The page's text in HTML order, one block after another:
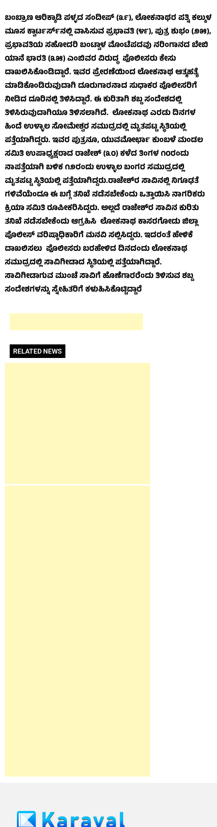
ಬಂಬ್ರಾಣ ಆರಿಕ್ಕಾಡಿ ಪಳ್ಳದ ಸಂದೀಪ್ (೩೯), ಲೋಕನಾಥರ ಪತ್ನಿ ಕಲ್ಕುಳ
ಮೂಸ ಕ್ವಾರ್ಟರ್ಸ್‌ನಲ್ಲಿ ವಾಸಿಸುವ ಪ್ರಭಾವತಿ (೪೯), ಪುತ್ರ ಶುಭಂ (೨೫),
ಪ್ರಭಾವತಿಯ ಸಹೋದರಿ ಬಂಟ್ವಾಳ ಮೊಂಟೆಪದವು ನರಿಂಗಾನದ ಬೇಬಿ
ಯಾನೆ ಭಾರತಿ (೩೫) ಎಂಬಿವರ ವಿರುದ್ಧ ಪೊಲೀಸರು ಕೇಸು
ದಾಖಲಿಸಿಕೊಂಡಿದ್ದಾರೆ. ಇವರ ಪ್ರೇರಣೆಯಿಂದ ಲೋಕನಾಥ ಆತ್ಮಹತ್ಯೆ
ಮಾಡಿಕೊಂಡಿರುವುದಾಗಿ ದೂರುಗಾರನಾದ ಸುಧಾಕರ ಪೊಲೀಸರಿಗೆ
ನೀಡಿದ ದೂರಿನಲ್ಲಿ ತಿಳಿಸಿದ್ದಾರೆ. ಈ ಕುರಿತಾಗಿ ಶಬ್ದ ಸಂದೇಶದಲ್ಲಿ
ತಿಳಿಸಿರುವುದಾಗಿಯೂ ತಿಳಿಸಲಾಗಿದೆ. ಲೋಕನಾಥ ಎರಡು ದಿನಗಳ
ಹಿಂದೆ ಉಳ್ಳಾಲ ಸೋಮೇಶ್ವರ ಸಮುದ್ರದಲ್ಲಿ ಮೃತಪಟ್ಟ ಸ್ಥಿತಿಯಲ್ಲಿ
ಪತ್ತೆಯಾಗಿದ್ದರು. ಇವರ ಪುತ್ರನೂ, ಯುವಮೋರ್ಛಾ ಕುಂಬಳೆ ಮಂಡಲ
ಸಮಿತಿ ಉಪಾಧ್ಯಕ್ಷರಾದ ರಾಜೇಶ್ (೩೦) ಕಳೆದ ತಿಂಗಳ ೧೦ರಂದು
ನಾಪತ್ತೆಯಾಗಿ ಬಳಿಕ ೧೨ರಂದು ಉಳ್ಳಾಲ ಬಂಗರ ಸಮುದ್ರದಲ್ಲಿ
ಮೃತಪಟ್ಟ ಸ್ಥಿತಿಯಲ್ಲಿ ಪತ್ತೆಯಾಗಿದ್ದರು.ರಾಜೇಶ್‌ರ ಸಾವಿನಲ್ಲಿ ನಿಗೂಢತೆ
ಗಳಿವೆಯೆಂದೂ ಈ ಬಗ್ಗೆ ತನಿಖೆ ನಡೆಸಬೇಕೆಂದು ಒತ್ತಾಯಿಸಿ ನಾಗರಿಕರು
ಕ್ರಿಯಾ ಸಮಿತಿ ರೂಪೀಕರಿಸಿದ್ದರು. ಅಲ್ಲದೆ ರಾಜೇಶ್‌ರ ಸಾವಿನ ಕುರಿತು
ತನಿಖೆ ನಡೆಸಬೇಕೆಂದು ಆಗ್ರಹಿಸಿ ಲೋಕನಾಥ ಕಾಸರಗೋಡು ಜಿಲ್ಲಾ
ಪೊಲೀಸ್ ವರಿಷ್ಠಾಧಿಕಾರಿಗೆ ಮನವಿ ಸಲ್ಲಿಸಿದ್ದರು. ಇದರಂತೆ ಹೇಳಿಕೆ
ದಾಖಲಿಸಲು ಪೊಲೀಸರು ಬರಹೇಳಿದ ದಿನದಂದು ಲೋಕನಾಥ
ಸಮುದ್ರದಲ್ಲಿ ಸಾವಿಗೀಡಾದ ಸ್ಥಿತಿಯಲ್ಲಿ ಪತ್ತೆಯಾಗಿದ್ದಾರೆ.
ಸಾವಿಗೀಡಾಗುವ ಮುಂಚೆ ಸಾವಿಗೆ ಹೊಣೆಗಾರರೆಂದು ತಿಳಿಸುವ ಶಬ್ದ
ಸಂದೇಶಗಳನ್ನು ಸ್ನೇಹಿತರಿಗೆ ಕಳುಹಿಸಿಕೊಟ್ಟಿದ್ದಾರೆ
RELATED NEWS